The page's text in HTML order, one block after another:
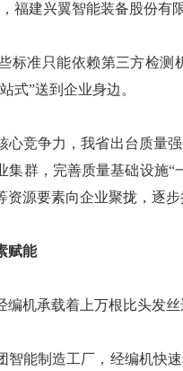
福建兴翼智能装备股份有
准只能依赖第三方检测
式”送到企业身边。
竞争力，我省出台质量强
集群，完善质量基础设施
资源要素向企业聚拢，逐
赋能
承载着上万根比头发丝
能制造工厂，经编机快速